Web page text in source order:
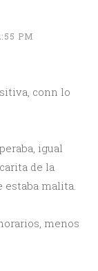
PM
conn lo
igual
de la
estaba malita.
menos